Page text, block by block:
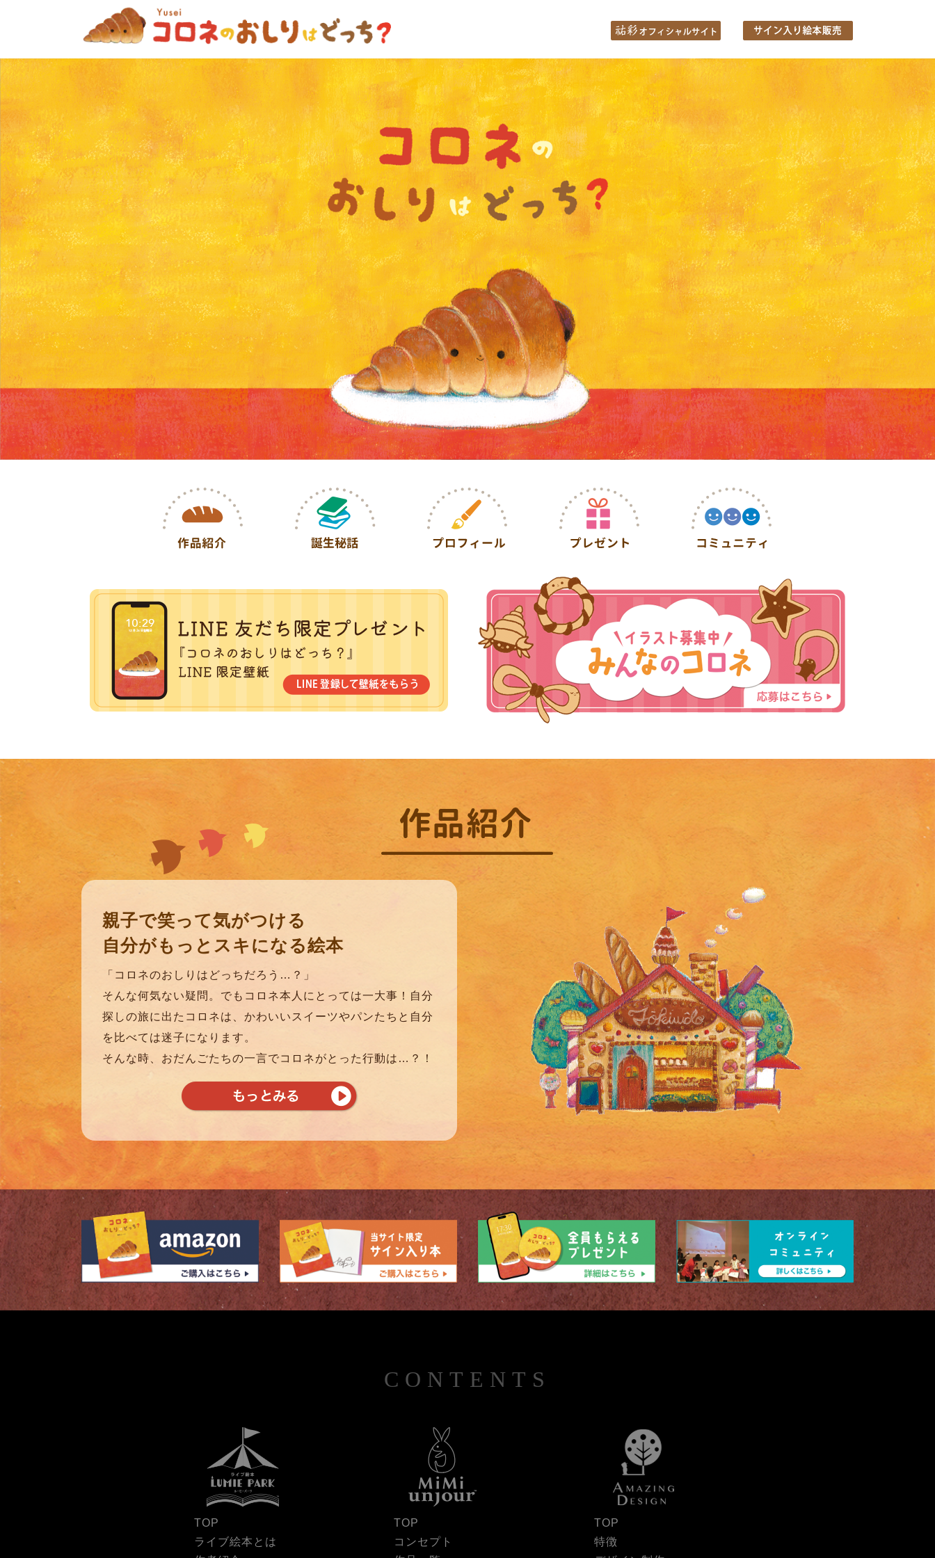
親子で笑って気がつける
自分がもっと スキになる絵本
「コロネのおしりはどっちだろう…？」
そんな何気ない疑問。でもコロネ本人にとっては一大事！自分
探しの旅に出たコロネは、かわいいスイーツやパンたちと自分
を比べては迷子になります。
そんな時、おだんごたちの一言でコロネがとった行動は…？！
CONTENTS
TOP
ライブ絵本とは
TOP
コンセプト
TOP
特徴